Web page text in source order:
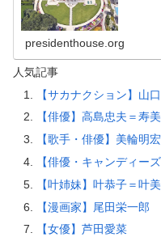
presidenthouse.org
人気記事
【サカナクション】山
【俳優】高島忠夫＝寿
【歌手・俳優】美輪明宏
【俳優・キャンディー
【叶姉妹】叶恭子＝叶
【漫画家】尾田栄一郎
【女優】芦田愛菜